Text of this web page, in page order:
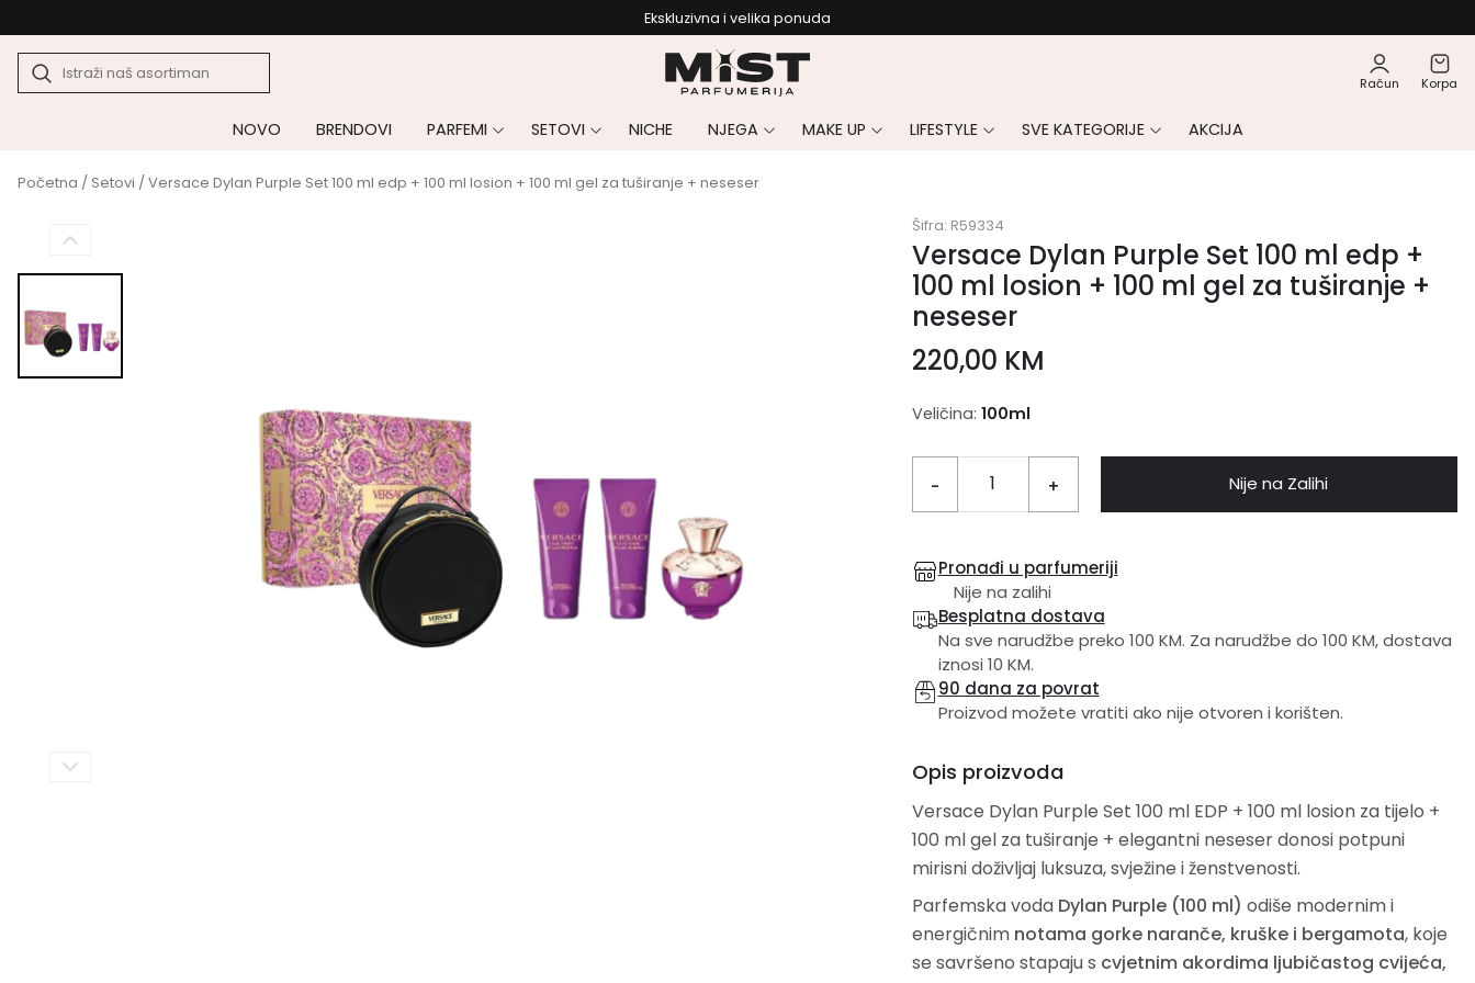
Ekskluzivna i velika ponuda
Račun Korpa
NOVO BRENDOVI PARFEMI SETOVI NICHE NJEGA MAKE UP LIFESTYLE SVE KATEGORIJE AKCIJA
Početna / Setovi / Versace Dylan Purple Set 100 ml edp + 100 ml losion + 100 ml gel za tuširanje + neseser
Šifra: R59334
Versace Dylan Purple Set 100 ml edp +
100 ml losion + 100 ml gel za tuširanje +
neseser
220,00 KM
Veličina: 100ml
- + Nije na Zalihi
Pronađi u parfumeriji
Nije na zalihi
Besplatna dostava
Na sve narudžbe preko 100 KM. Za narudžbe do 100 KM, dostava
iznosi 10 KM.
90 dana za povrat
Proizvod možete vratiti ako nije otvoren i korišten.
Opis proizvoda
Versace Dylan Purple Set 100 ml EDP + 100 ml losion za tijelo +
100 ml gel za tuširanje + elegantni neseser donosi potpuni
mirisni doživljaj luksuza, svježine i ženstvenosti.
Parfemska voda Dylan Purple (100 ml) odiše modernim i
energičnim notama gorke naranče, kruške i bergamota, koje
se savršeno stapaju s cvjetnim akordima ljubičastog cvijeća,